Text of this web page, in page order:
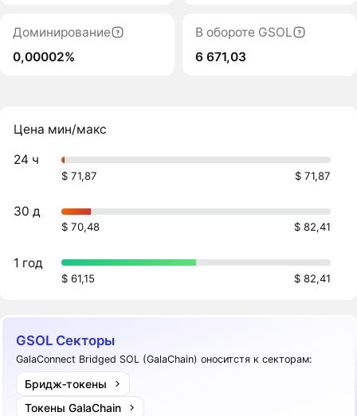
Доминирование
0,00002%
В обороте GSOL
6 671,03
Цена мин/макс
24 ч
$ 71,87 $ 71,87
30 д
$ 70,48 $ 82,41
1 год
$ 61,15 $ 82,41
GSOL Секторы
GalaConnect Bridged SOL (GalaChain) оноситстя к секторам:
Бридж‑токены
Токены GalaChain